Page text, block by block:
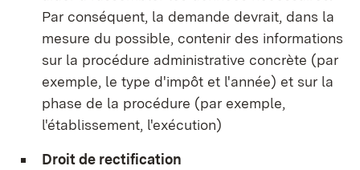
Par conséquent, la demande devrait, dans la
mesure du possible, contenir des informations
sur la procédure administrative concrète (par
exemple, le type d'impôt et l'année) et sur la
phase de la procédure (par exemple,
l'établissement, l'exécution)
Droit de rectification